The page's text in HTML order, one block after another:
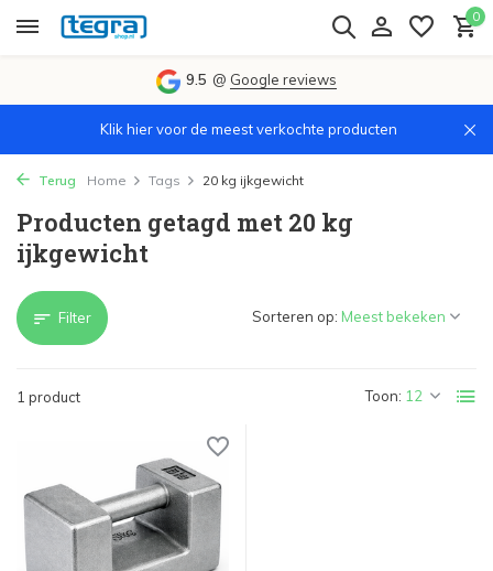
0
9.5 @ Google reviews
Klik hier voor de meest verkochte producten
Terug Home Tags 20 kg ijkgewicht
Producten getagd met 20 kg
ijkgewicht
Filter
1 product Toon:
Sorteren op: